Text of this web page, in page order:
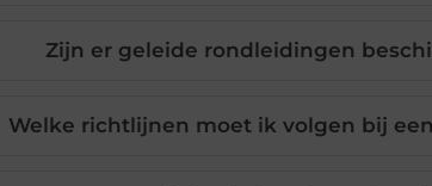
Zijn er geleide rondleidingen
Welke richtlijnen moet ik volgen bij